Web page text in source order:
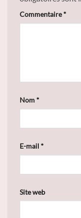
Commentaire*
Nom*
E-mail *
Site web